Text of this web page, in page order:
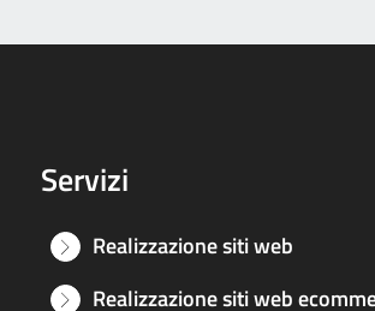
Servizi
Realizzazione siti web
Realizzazione siti web